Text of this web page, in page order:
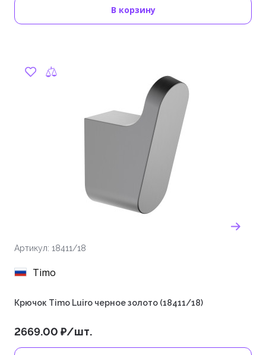
В корзину
Артикул: 18411/18
Timo
Крючок Timo Luiro черное золото (18411/18)
2669.00 ₽/шт.